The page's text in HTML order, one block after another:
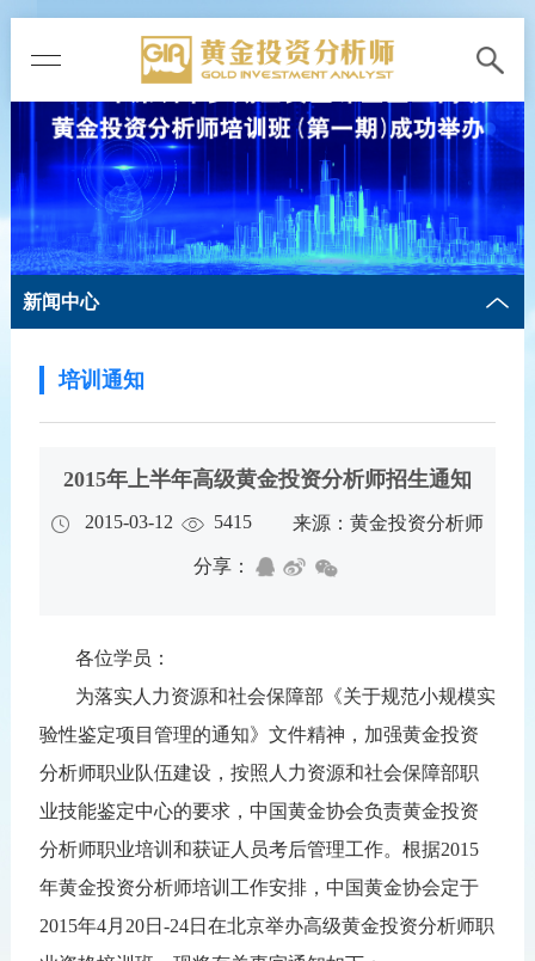
新闻中心
培训通知
2015年上半年高级黄金投资分析师招生通知
2015-03-12 5415 来源：黄金投资分析师
分享：
各位学员：
为落实人力资源和社会保障部《关于规范小规模实
验性鉴定项目管理的通知》文件精神，加强黄金投资
分析师职业队伍建设，按照人力资源和社会保障部职
业技能鉴定中心的要求，中国黄金协会负责黄金投资
分析师职业培训和获证人员考后管理工作。根据2015
年黄金投资分析师培训工作安排，中国黄金协会定于
2015年4月20日-24日在北京举办高级黄金投资分析师职